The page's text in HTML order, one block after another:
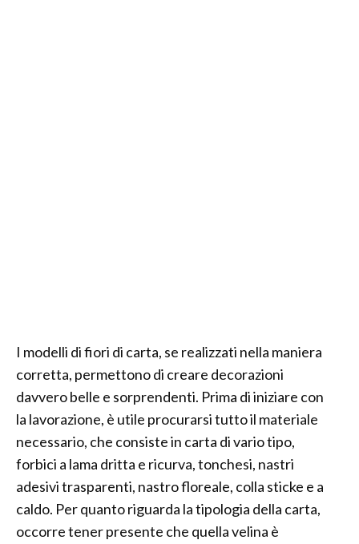
I modelli di fiori di carta, se realizzati nella maniera
corretta, permettono di creare decorazioni
davvero belle e sorprendenti. Prima di iniziare con
la lavorazione, è utile procurarsi tutto il materiale
necessario, che consiste in carta di vario tipo,
forbici a lama dritta e ricurva, tonchesi, nastri
adesivi trasparenti, nastro floreale, colla sticke e a
caldo. Per quanto riguarda la tipologia della carta,
occorre tener presente che quella velina è